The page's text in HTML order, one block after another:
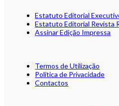
Estatuto Editorial
Estatuto Editorial Revista
Assinar Edição Impressa
Termos de Utilização
Política de Privacidade
Contactos